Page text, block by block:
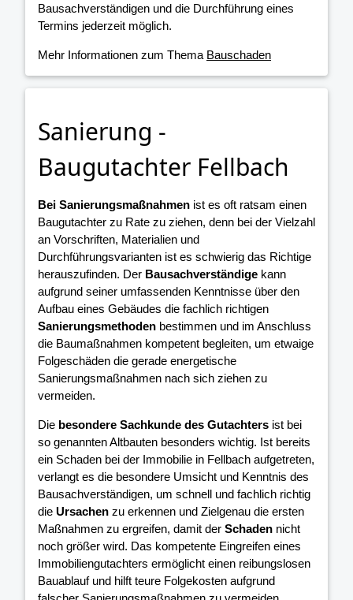
Bausachverständigen und die Durchführung eines
Termins jederzeit möglich.
Mehr Informationen zum Thema Bauschaden
Sanierung -
Baugutachter Fellbach
Bei Sanierungsmaßnahmen ist es oft ratsam einen
Baugutachter zu Rate zu ziehen, denn bei der Vielzahl
an Vorschriften, Materialien und
Durchführungsvarianten ist es schwierig das Richtige
herauszufinden. Der Bausachverständige kann
aufgrund seiner umfassenden Kenntnisse über den
Aufbau eines Gebäudes die fachlich richtigen
Sanierungsmethoden bestimmen und im Anschluss
die Baumaßnahmen kompetent begleiten, um etwaige
Folgeschäden die gerade energetische
Sanierungsmaßnahmen nach sich ziehen zu
vermeiden.
Die besondere Sachkunde des Gutachters ist bei
so genannten Altbauten besonders wichtig. Ist bereits
ein Schaden bei der Immobilie in Fellbach aufgetreten,
verlangt es die besondere Umsicht und Kenntnis des
Bausachverständigen, um schnell und fachlich richtig
die Ursachen zu erkennen und Zielgenau die ersten
Maßnahmen zu ergreifen, damit der Schaden nicht
noch größer wird. Das kompetente Eingreifen eines
Immobiliengutachters ermöglicht einen reibungslosen
Bauablauf und hilft teure Folgekosten aufgrund